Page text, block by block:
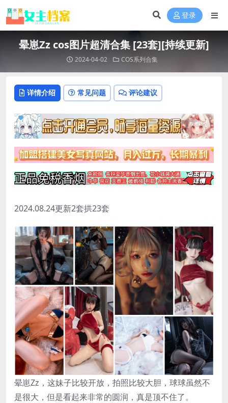
登录
晕崽Zz cos图片超清合集 [23套][持续更新]
2024-04-02 COS系列合集
详情介绍 常见问题 评论建议
2024.08.24更新2套拱23套
晕崽Zz，这妹子比较开放，拍照比较大胆，球球虽然不
是很大，但是看起来非常的圆润，真是顶不住了。